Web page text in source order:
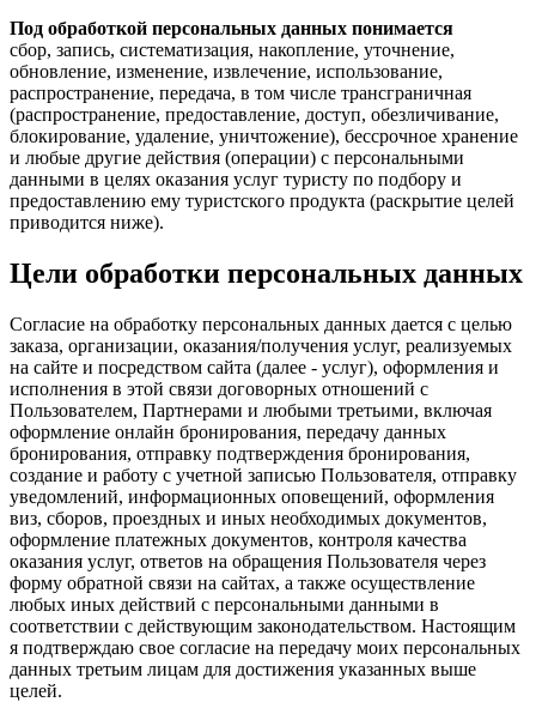
Под обработкой персональных данных понимается
сбор, запись, систематизация, накопление, уточнение,
обновление, изменение, извлечение, использование,
распространение, передача, в том числе трансграничная
(распространение, предоставление, доступ, обезличивание,
блокирование, удаление, уничтожение), бессрочное хранение
и любые другие действия (операции) с персональными
данными в целях оказания услуг туристу по подбору и
предоставлению ему туристского продукта (раскрытие целей
приводится ниже).
Цели обработки персональных данных
Согласие на обработку персональных данных дается с целью
заказа, организации, оказания/получения услуг, реализуемых
на сайте и посредством сайта (далее - услуг), оформления и
исполнения в этой связи договорных отношений с
Пользователем, Партнерами и любыми третьими, включая
оформление онлайн бронирования, передачу данных
бронирования, отправку подтверждения бронирования,
создание и работу с учетной записью Пользователя, отправку
уведомлений, информационных оповещений, оформления
виз, сборов, проездных и иных необходимых документов,
оформление платежных документов, контроля качества
оказания услуг, ответов на обращения Пользователя через
форму обратной связи на сайтах, а также осуществление
любых иных действий с персональными данными в
соответствии с действующим законодательством. Настоящим
я подтверждаю свое согласие на передачу моих персональных
данных третьим лицам для достижения указанных выше
целей.